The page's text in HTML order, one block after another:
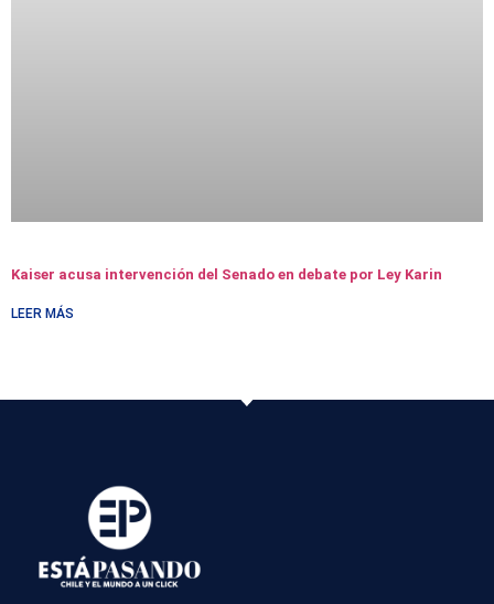
Kaiser acusa intervención del Senado en debate por Ley Karin
LEER MÁS